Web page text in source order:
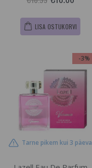
LISA OSTUKORVI
-3%
Tarne pikem kui 3 päeva